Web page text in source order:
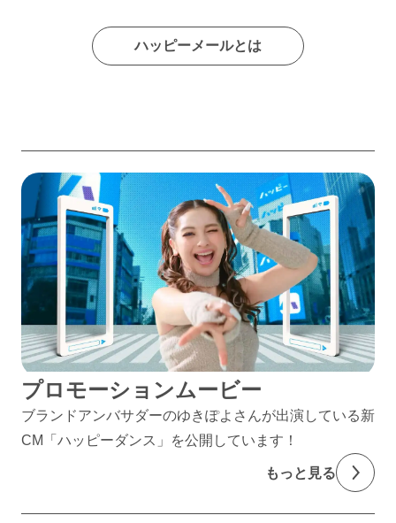
ハッピーメールとは
プロモーションムービー
ブランドアンバサダーのゆきぽよさんが出演している新
CM「ハッピーダンス」を公開しています！
もっと見る